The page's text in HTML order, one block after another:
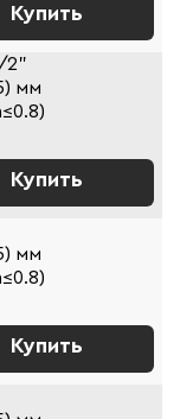
Купить
2"
мм
Купить
мм
Купить